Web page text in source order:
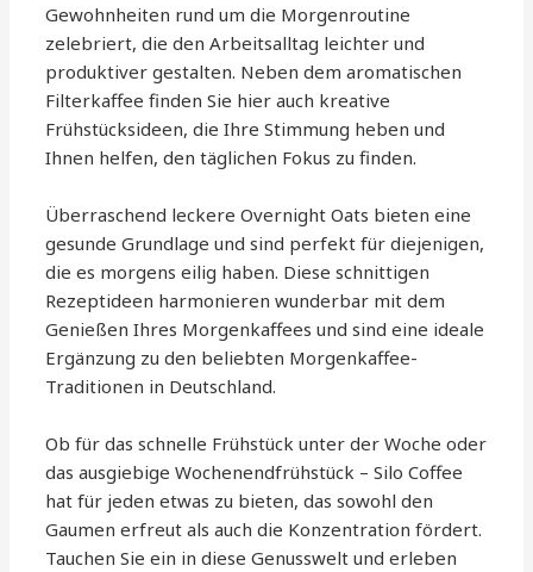
Gewohnheiten rund um die Morgenroutine
zelebriert, die den Arbeitsalltag leichter und
produktiver gestalten. Neben dem aromatischen
Filterkaffee finden Sie hier auch kreative
Frühstücksideen, die Ihre Stimmung heben und
Ihnen helfen, den täglichen Fokus zu finden.
Überraschend leckere Overnight Oats bieten eine
gesunde Grundlage und sind perfekt für diejenigen,
die es morgens eilig haben. Diese schnittigen
Rezeptideen harmonieren wunderbar mit dem
Genießen Ihres Morgenkaffees und sind eine ideale
Ergänzung zu den beliebten Morgenkaffee-
Traditionen in Deutschland.
Ob für das schnelle Frühstück unter der Woche oder
das ausgiebige Wochenendfrühstück – Silo Coffee
hat für jeden etwas zu bieten, das sowohl den
Gaumen erfreut als auch die Konzentration fördert.
Tauchen Sie ein in diese Genusswelt und erleben